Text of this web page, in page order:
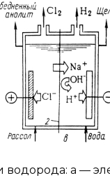
водорода: а —